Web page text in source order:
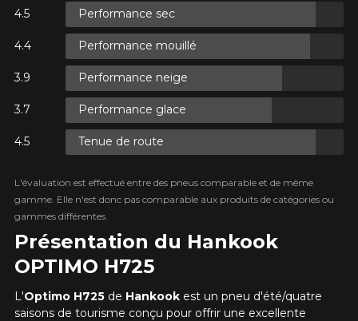
Présentation du Hankook
OPTIMO H725
L'Optimo H725de Hankook est un pneu d'été/quatre
saisons de tourisme conçu pour offrir une excellente
Performance sec
Performance mouillé
Performance neige
Performance glace
Tenue de route
L'évaluation est effectué entre des pneus comparable et de même
gamme. Elle n'est donc pas comparable aux produits de catégories ou
gammes différentes.
AJOUTER UN AVIS
Votre avis concernant le
OPTIMO H725
Nom